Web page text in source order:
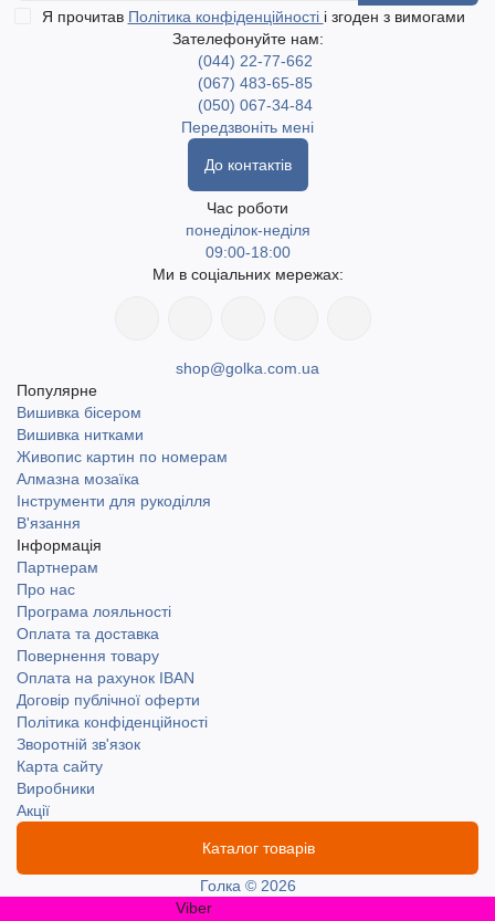
Я прочитав Політика конфіденційності і згоден з вимогами
Зателефонуйте нам:
(044) 22-77-662
(067) 483-65-85
(050) 067-34-84
Передзвоніть мені
До контактів
Час роботи
понеділок-неділя
09:00-18:00
Ми в соціальних мережах:
shop@golka.com.ua
Популярне
Вишивка бісером
Вишивка нитками
Живопис картин по номерам
Алмазна мозаїка
Інструменти для рукоділля
В'язання
Інформація
Партнерам
Про нас
Програма лояльності
Оплата та доставка
Повернення товару
Оплата на рахунок IBAN
Договір публічної оферти
Політика конфіденційності
Зворотній зв'язок
Карта сайту
Виробники
Акції
Каталог товарів
Голка © 2026
Viber